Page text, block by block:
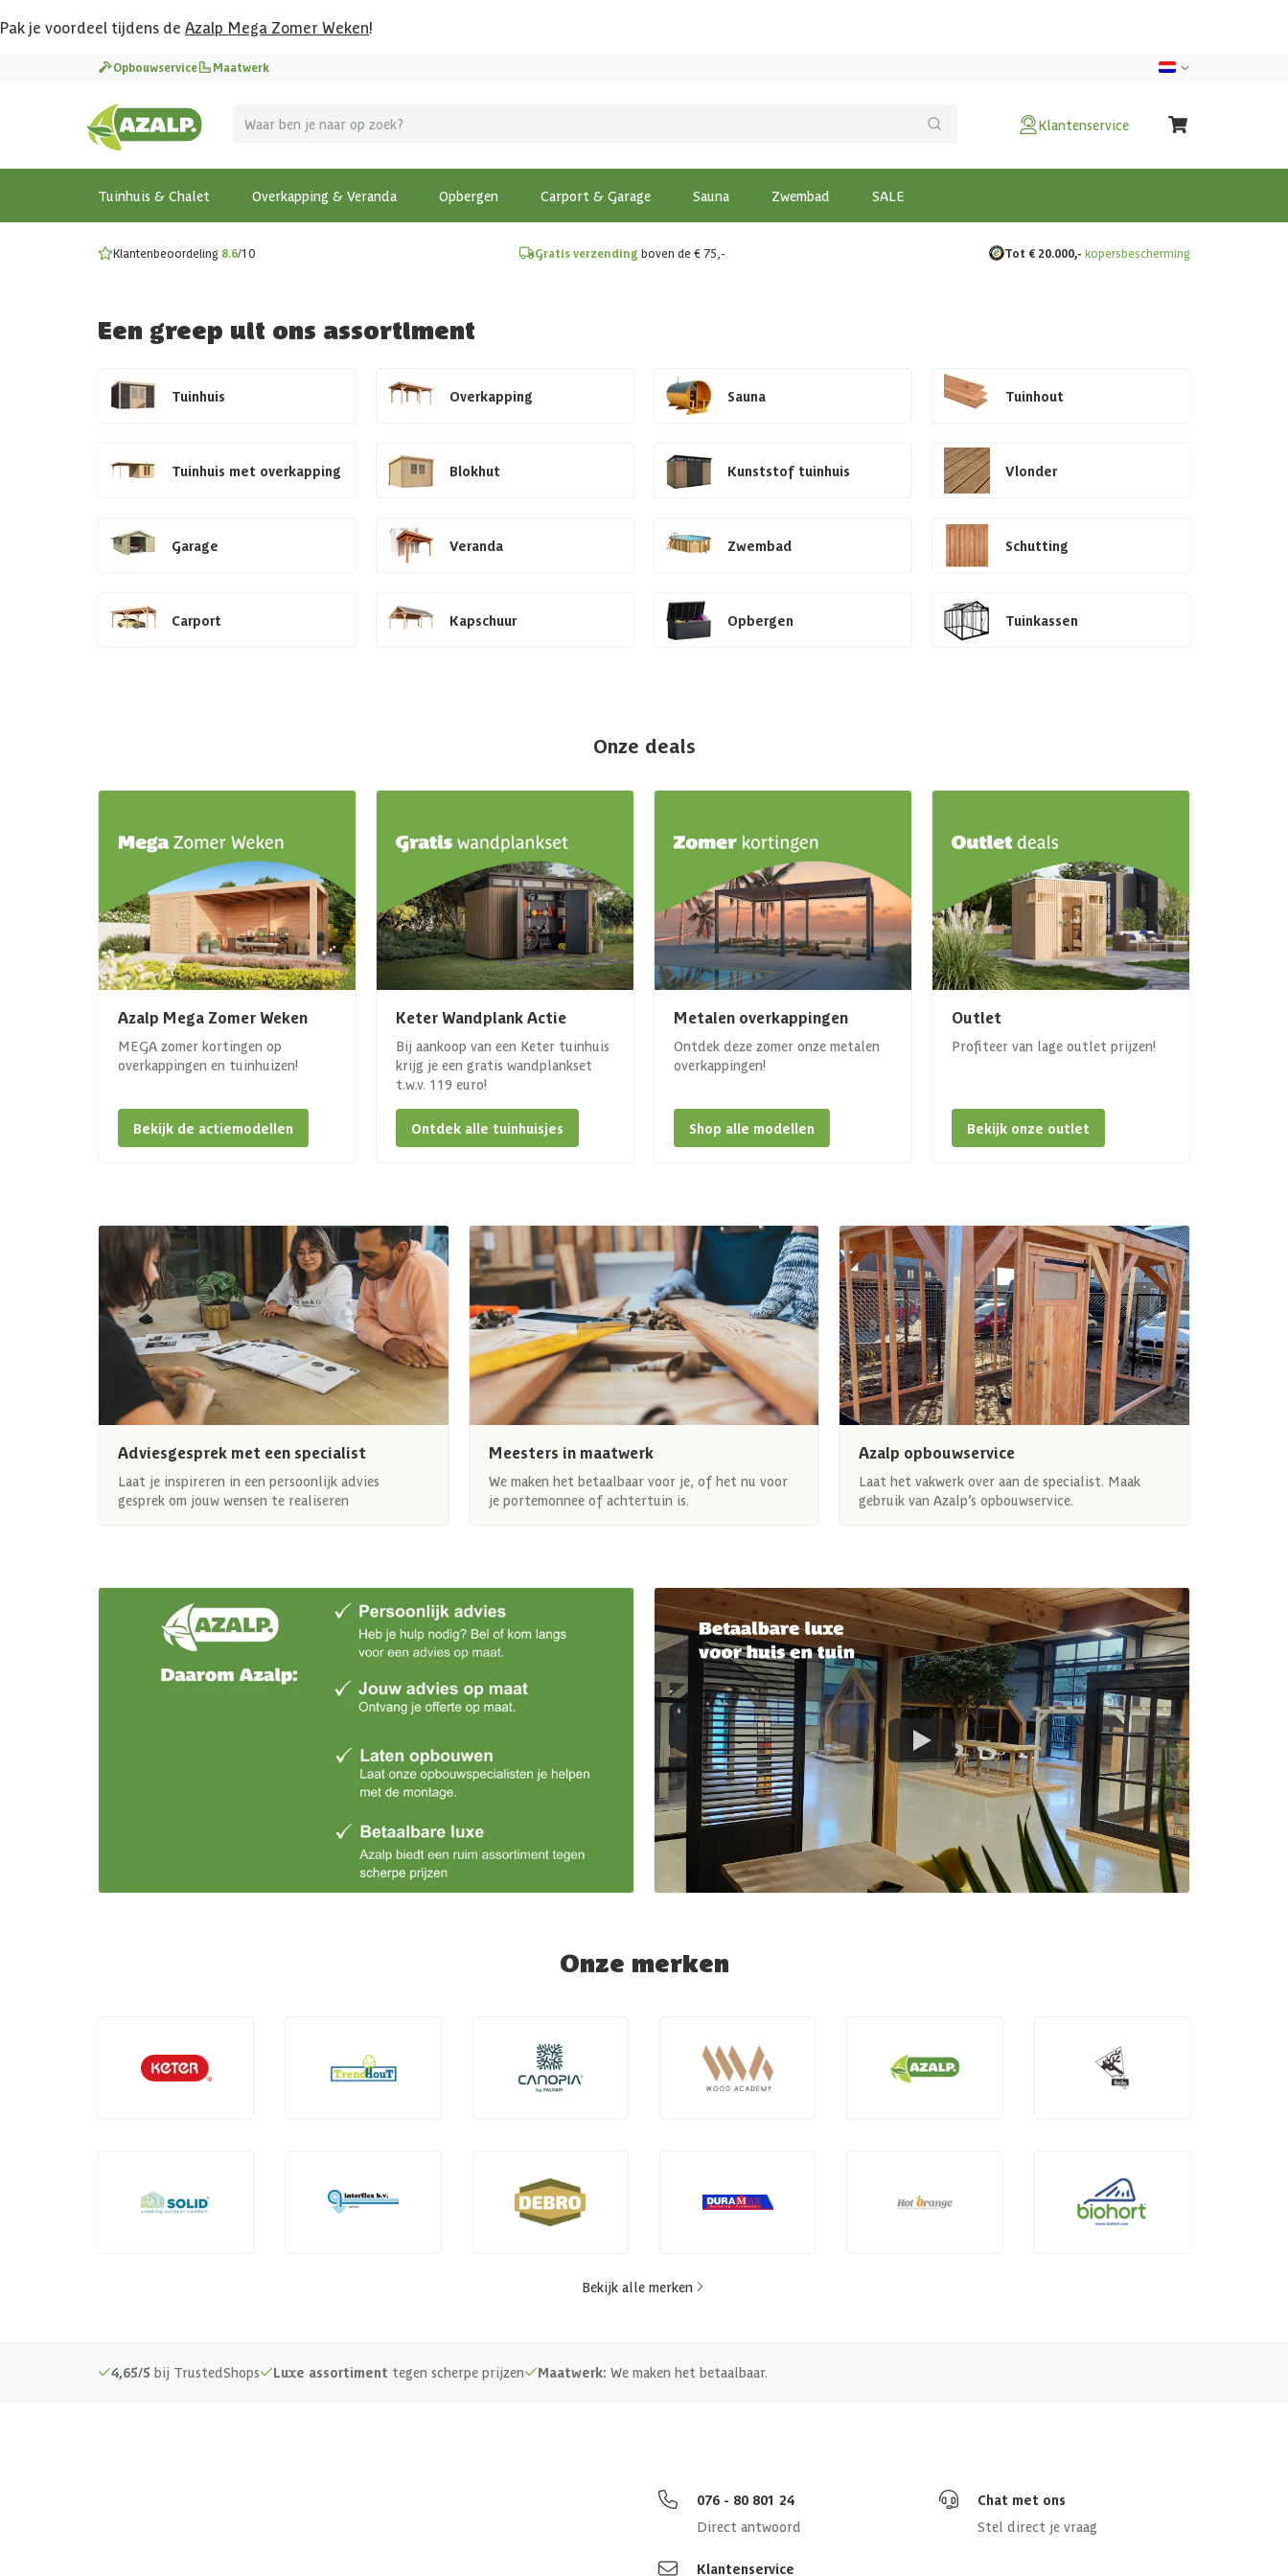
Pak je voordeel tijdens de Azalp Mega Zomer Weken!
Opbouwservice Maatwerk
Klantenservice
Tuinhuis & Chalet Overkapping & Veranda Opbergen Carport & Garage Sauna Zwembad SALE
Vier vakantie in je tuin
MEGA zomer kortingen op overkappingen en tuinhuizen!
Bekijk de actiemodellen
Gratis wandplankset
Ontdek onze metalen overkappingen
Klantenbeoordeling 8.6/10 Gratis verzending boven de € 75,- Tot € 20.000,- kopersbescherming
Een greep uit ons assortiment
Tuinhuis Overkapping Sauna Tuinhout
Tuinhuis met overkapping Blokhut Kunststof tuinhuis Vlonder
Garage Veranda Zwembad Schutting
Carport Kapschuur Opbergen Tuinkassen
Onze deals
Azalp Mega Zomer Weken
MEGA zomer kortingen op
overkappingen en tuinhuizen!
Bekijk de actiemodellen
Keter Wandplank Actie
Bij aankoop van een Keter tuinhuis
krijg je een gratis wandplankset
t.w.v. 119 euro!
Ontdek alle tuinhuisjes
Metalen overkappingen
Ontdek deze zomer onze metalen
overkappingen!
Shop alle modellen
Outlet
Profiteer van lage outlet prijzen!
Bekijk onze outlet
Adviesgesprek met een specialist
Laat je inspireren in een persoonlijk advies
gesprek om jouw wensen te realiseren
Meesters in maatwerk
We maken het betaalbaar voor je, of het nu voor
je portemonnee of achtertuin is.
Azalp opbouwservice
Laat het vakwerk over aan de specialist. Maak
gebruik van Azalp’s opbouwservice.
Onze merken
Bekijk alle merken
4,65/5 bij TrustedShops Luxe assortiment tegen scherpe prijzen Maatwerk: We maken het betaalbaar.
076 - 80 801 24
Direct antwoord
Chat met ons
Stel direct je vraag
Klantenservice